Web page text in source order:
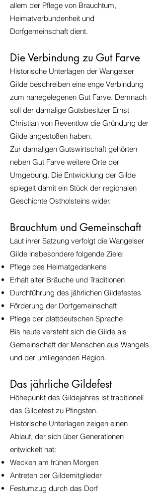
allem der Pflege von Brauchtum,
Heimatverbundenheit und
Dorfgemeinschaft dient.
Die Verbindung zu Gut Farve
Historische Unterlagen der Wangelser
Gilde beschreiben eine enge Verbindung
zum nahegelegenen Gut Farve. Demnach
soll der damalige Gutsbesitzer Ernst
Christian von Reventlow die Gründung der
Gilde angestoßen haben.
Zur damaligen Gutswirtschaft gehörten
neben Gut Farve weitere Orte der
Umgebung. Die Entwicklung der Gilde
spiegelt damit ein Stück der regionalen
Geschichte Ostholsteins wider.
Brauchtum und Gemeinschaft
Laut ihrer Satzung verfolgt die Wangelser
Gilde insbesondere folgende Ziele:
Pflege des Heimatgedankens
Erhalt alter Bräuche und Traditionen
Durchführung des jährlichen Gildefestes
Förderung der Dorfgemeinschaft
Pflege der plattdeutschen Sprache
Bis heute versteht sich die Gilde als
Gemeinschaft der Menschen aus Wangels
und der umliegenden Region.
Das jährliche Gildefest
Höhepunkt des Gildejahres ist traditionell
das Gildefest zu Pfingsten.
Historische Unterlagen zeigen einen
Ablauf, der sich über Generationen
entwickelt hat:
Wecken am frühen Morgen
Antreten der Gildemitglieder
Festumzug durch das Dorf